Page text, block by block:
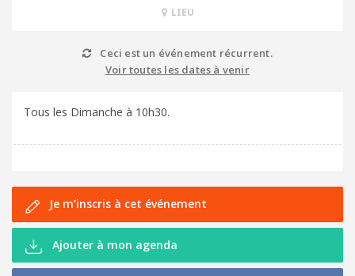
LIEU
Ceci est un événement récurrent.
Voir toutes les dates à venir
Tous les Dimanche à 10h30.
Je m’inscris à cet événement
Ajouter à mon agenda